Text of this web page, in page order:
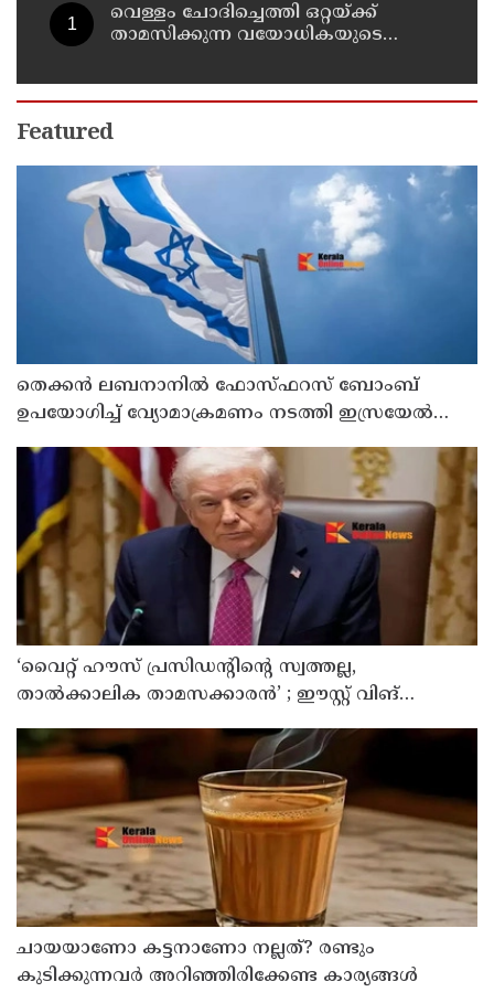
ശശിധരൻ
വെള്ളം ചോദിച്ചെത്തി ഒറ്റയ്ക്ക്
താമസിക്കുന്ന വയോധികയുടെ
Featured
തെക്കൻ ലബനാനിൽ ഫോസ്ഫറസ് ബോംബ്
ഉപയോഗിച്ച് വ്യോമാക്രമണം നടത്തി ഇസ്രയേൽ
‘വൈറ്റ് ഹൗസ് പ്രസിഡന്റിന്റെ സ്വത്തല്ല,
താൽക്കാലിക താമസക്കാരൻ’ ; ഈസ്റ്റ് വിങ്
നീക്കങ്ങൾക്ക് കോടതിയുടെ സ്റ്റേ
ചായയാണോ കട്ടനാണോ നല്ലത്? രണ്ടും
കുടിക്കുന്നവർ അറിഞ്ഞിരിക്കേണ്ട കാര്യങ്ങൾ